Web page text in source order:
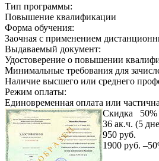
Тип программы:
Повышение квалификации
Форма обучения:
Заочная с применением
Выдаваемый документ:
Удостоверение о повышении
Минимальные требования для
Наличие высшего или среднего
Режим оплаты:
Единовременная оплата или
Скидка 50%
36 ак.ч. (5
950 руб.
1900 руб.